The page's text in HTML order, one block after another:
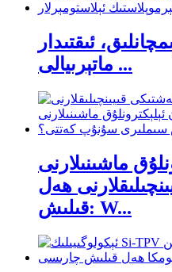
ئىقتىدار
ماتېرىيالى ...
ماشىنىلارنى
ھەل
قىلىش: W...